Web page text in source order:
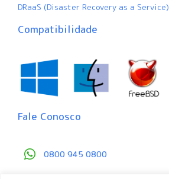
DRaaS (Disaster Recovery as a Service)
Compatibilidade
Fale Conosco
0800 945 0800